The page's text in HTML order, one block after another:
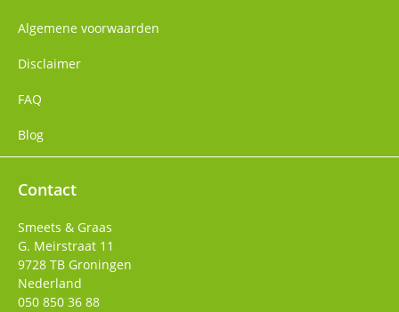
Algemene voorwaarden
Disclaimer
FAQ
Blog
Contact
Smeets & Graas
G. Meirstraat 11
9728 TB Groningen
Nederland
050 850 36 88